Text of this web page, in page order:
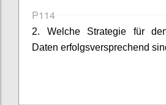
P114
2. Welche Strategie für
Daten erfolgsversprechend